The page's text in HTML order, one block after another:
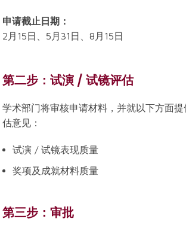
申请截止日期：
2月15日、5月31日、8月15日
第二步：试演 / 试镜评估
学术部门将审核申请材料，并就以下方面提
估意见：
试演 / 试镜表现质量
奖项及成就材料质量
第三步：审批